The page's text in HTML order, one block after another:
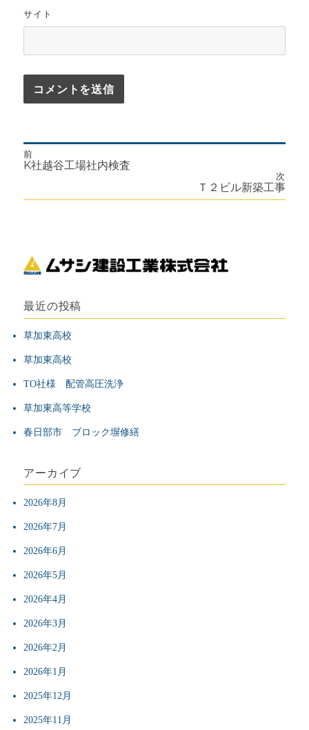
サイト
投
ビ
ゲ
ー
シ
ョ
前
前
の
稿:
K社越谷工場社内検査
次
の
Ｔ２ビル新築工事
最近の投稿
草加東高校
草加東高校
TO社様 配管高圧洗浄
草加東高等学校
春日部市 ブロック塀修繕
アーカイブ
2026年8月
2026年7月
2026年6月
2026年5月
2026年4月
2026年3月
2026年2月
2026年1月
2025年12月
2025年11月